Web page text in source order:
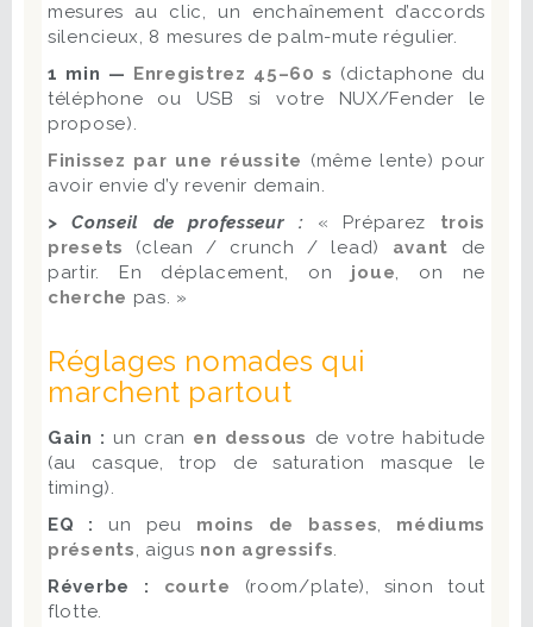
mesures au clic, un enchaînement d’accords
silencieux, 8 mesures de palm-mute régulier.
1 min —
Enregistrez 45–60 s (dictaphone du
téléphone ou USB si votre NUX/Fender le
propose).
Finissez par une réussite (même lente) pour
avoir envie d’y revenir demain.
> Conseil de professeur : « Préparez trois
presets
(clean / crunch / lead) avant de
partir. En déplacement, on joue, on ne
cherche pas. »
Réglages nomades qui
marchent partout
Gain : un cran en dessous de votre habitude
(au casque, trop de saturation masque le
timing).
EQ : un peu moins de basses, médiums
présents, aigus non agressifs.
Réverbe : courte (room/plate), sinon tout
flotte.